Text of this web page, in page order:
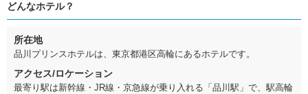
どんなホテル？
所在地
品川プリンスホテルは、東京都港区高輪にあるホテルです。
アクセス/ロケーション
最寄り駅は新幹線・JR線・京急線が乗り入れる「品川駅」で、駅高輪